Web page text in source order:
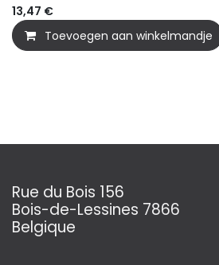
13,47 €
Toevoegen aan winkelmandje
Rue du Bois 156
Bois-de-Lessines 7866
Belgique